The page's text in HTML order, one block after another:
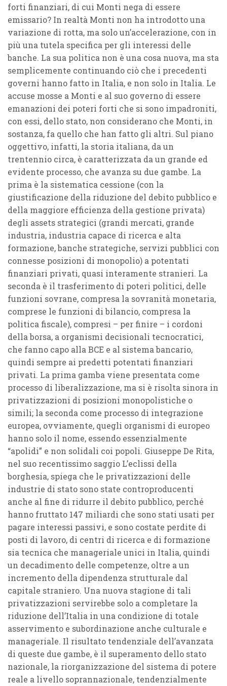
forti finanziari, di cui Monti nega di essere
emissario? In realtà Monti non ha introdotto una
variazione di rotta, ma solo un’accelerazione, con in
più una tutela specifica per gli interessi delle
banche. La sua politica non è una cosa nuova, ma sta
semplicemente continuando ciò che i precedenti
governi hanno fatto in Italia, e non solo in Italia. Le
accuse mosse a Monti e al suo governo di essere
emanazioni dei poteri forti che si sono impadroniti,
con essi, dello stato, non considerano che Monti, in
sostanza, fa quello che han fatto gli altri. Sul piano
oggettivo, infatti, la storia italiana, da un
trentennio circa, è caratterizzata da un grande ed
evidente processo, che avanza su due gambe. La
prima è la sistematica cessione (con la
giustificazione della riduzione del debito pubblico e
della maggiore efficienza della gestione privata)
degli assets strategici (grandi mercati, grande
industria, industria capace di ricerca e alta
formazione, banche strategiche, servizi pubblici con
connesse posizioni di monopolio) a potentati
finanziari privati, quasi interamente stranieri. La
seconda è il trasferimento di poteri politici, delle
funzioni sovrane, compresa la sovranità monetaria,
comprese le funzioni di bilancio, compresa la
politica fiscale), compresi – per finire – i cordoni
della borsa, a organismi decisionali tecnocratici,
che fanno capo alla BCE e al sistema bancario,
quindi sempre ai predetti potentati finanziari
privati. La prima gamba viene presentata come
processo di liberalizzazione, ma si è risolta sinora in
privatizzazioni di posizioni monopolistiche o
simili; la seconda come processo di integrazione
europea, ovviamente, quegli organismi di europeo
hanno solo il nome, essendo essenzialmente
“apolidi” e non solidali coi popoli. Giuseppe De Rita,
nel suo recentissimo saggio L’eclissi della
borghesia, spiega che le privatizzazioni delle
industrie di stato sono state controproducenti
anche al fine di ridurre il debito pubblico, perché
hanno fruttato 147 miliardi che sono stati usati per
pagare interessi passivi, e sono costate perdite di
posti di lavoro, di centri di ricerca e di formazione
sia tecnica che manageriale unici in Italia, quindi
un decadimento delle competenze, oltre a un
incremento della dipendenza strutturale dal
capitale straniero. Una nuova stagione di tali
privatizzazioni servirebbe solo a completare la
riduzione dell’Italia in una condizione di totale
asservimento e subordinazione anche culturale e
manageriale. Il risultato tendenziale dell’avanzata
di queste due gambe, è il superamento dello stato
nazionale, la riorganizzazione del sistema di potere
reale a livello soprannazionale, tendenzialmente